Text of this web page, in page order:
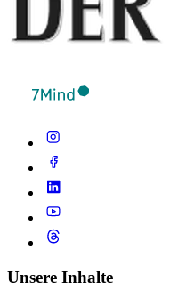
Unsere Inhalte